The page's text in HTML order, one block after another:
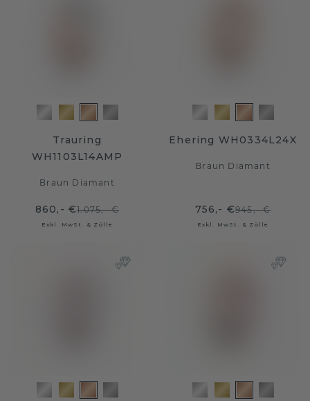
Trauring
WH1103L14AMP
Braun Diamant
860,- €1.075,- €
Exkl. MwSt. & Zölle
Ehering WH0334L24X
Braun Diamant
756,- €945,- €
Exkl. MwSt. & Zölle